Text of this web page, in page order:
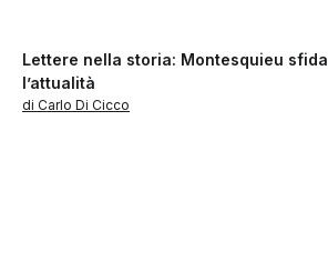
Lettere nella storia: Montesquieu sfida
l’attualità
di Carlo Di Cicco